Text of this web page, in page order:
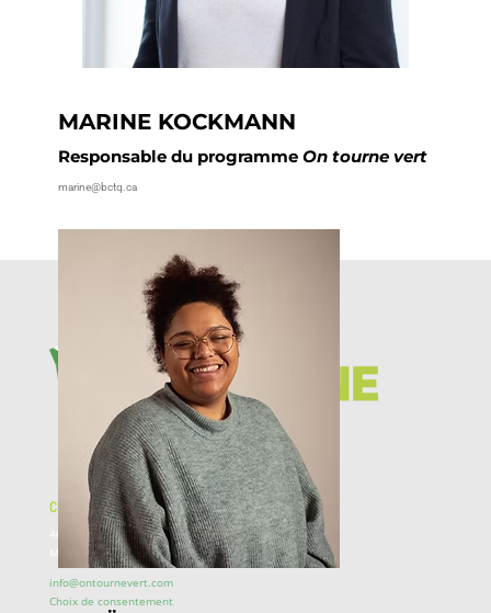
MARINE KOCKMANN
Responsable du programme On tourne vert
marine@bctq.ca
COORDONNÉES
460, rue Saint-Paul Est,
Montréal, Québec, H2Y 3V1
info@ontournevert.com
Choix de consentement